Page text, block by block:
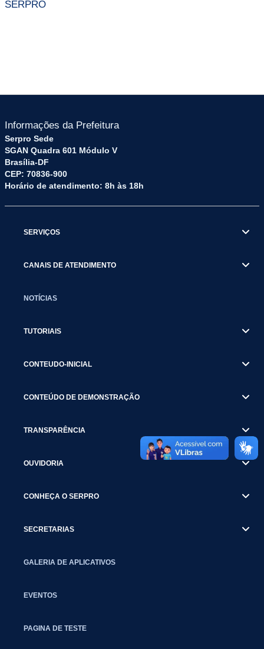
SERPRO
Informações da Prefeitura
Serpro Sede
SGAN Quadra 601 Módulo V
Brasília-DF
CEP: 70836-900
Horário de atendimento: 8h às 18h
SERVIÇOS
CANAIS DE ATENDIMENTO
NOTÍCIAS
TUTORIAIS
CONTEUDO-INICIAL
CONTEÚDO DE DEMONSTRAÇÃO
TRANSPARÊNCIA
OUVIDORIA
CONHEÇA O SERPRO
SECRETARIAS
GALERIA DE APLICATIVOS
EVENTOS
PAGINA DE TESTE